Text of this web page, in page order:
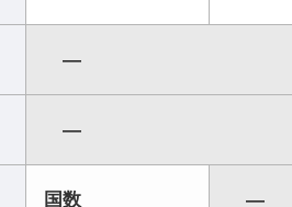
―
―
国数 ―